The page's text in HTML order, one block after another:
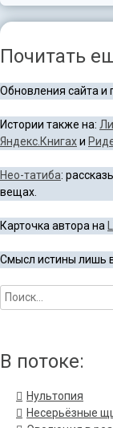
Почитать
Обновления сайта и
Истории также на:
Яндекс.Книгахи
Нео-татиба:
вещах.
Карточка автора на
Смысл истины лишь
В потоке:
Нультопия
Несерьёзные